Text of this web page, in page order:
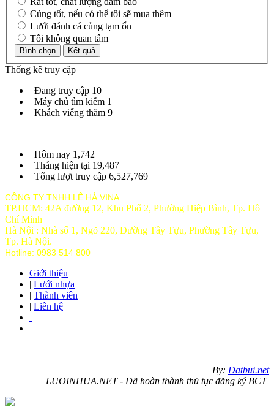
Củng tốt, nếu có thể tôi sẽ mua thêm
Lưới đánh cá củng tạm ổn
Tôi không quan tâm
Thống kê truy cập
Đang truy cập 10
Máy chủ tìm kiếm 1
Khách viếng thăm 9
Hôm nay 1,742
Tháng hiện tại 19,487
Tổng lượt truy cập 6,527,769
CÔNG TY TNHH LÊ HÀ VINA
TP.HCM: 42A đường 12, Khu Phố 2, Phường Hiệp Bình, Tp. Hồ
Chí Minh
Hà Nội : Nhà số 1, Ngõ 220, Đường Tây Tựu, Phường Tây Tựu,
Tp. Hà Nội.
Hotline: 0983 514 800
Giới thiệu
| Lưới nhựa
| Thành viên
| Liên hệ
By: Datbui.net
LUOINHUA.NET - Đã hoàn thành thủ tục đăng ký BCT